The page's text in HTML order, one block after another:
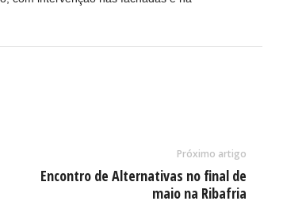
Próximo artigo
Encontro de Alternativas no final de
maio na Ribafria